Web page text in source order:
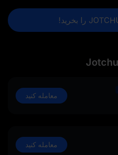
معامله کنید
معامله کنید